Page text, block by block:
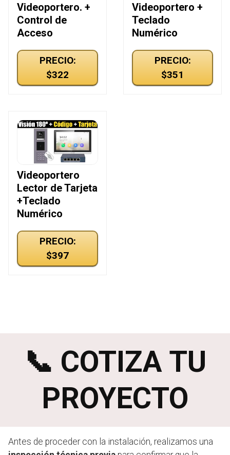
Videoportero. +
Control de
Acceso
PRECIO:
$322
Videoportero +
Teclado
Numérico
PRECIO:
$351
Videoportero
Lector de Tarjeta
+Teclado
Numérico
PRECIO:
$397
📞 COTIZA TU
PROYECTO
Antes de proceder con la instalación, realizamos una